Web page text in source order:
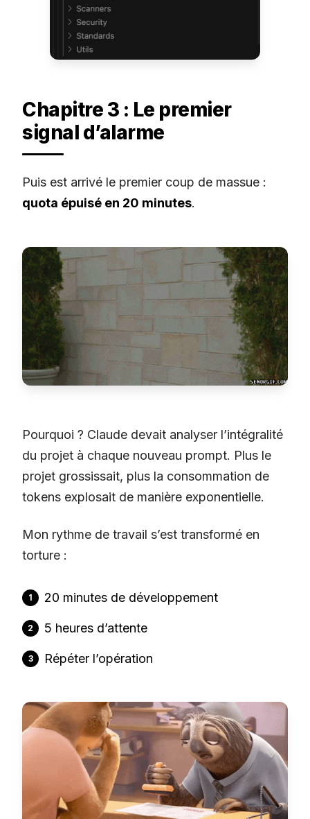
Chapitre 3 : Le premier
signal d’alarme
Puis est arrivé le premier coup de massue :
quota épuisé en 20 minutes.
Pourquoi ? Claude devait analyser l’intégralité
du projet à chaque nouveau prompt. Plus le
projet grossissait, plus la consommation de
tokens explosait de manière exponentielle.
Mon rythme de travail s’est transformé en
torture :
20 minutes de développement
5 heures d’attente
Répéter l’opération